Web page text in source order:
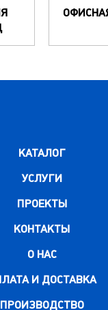
КАТАЛОГ
УСЛУГИ
ПРОЕКТЫ
КОНТАКТЫ
О НАС
И ДОСТАВКА
ПРОИЗВОДСТВО